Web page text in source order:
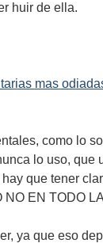
huir de ella.
mas
como lo
lo uso,
que tener
NO EN TODO
ya que eso